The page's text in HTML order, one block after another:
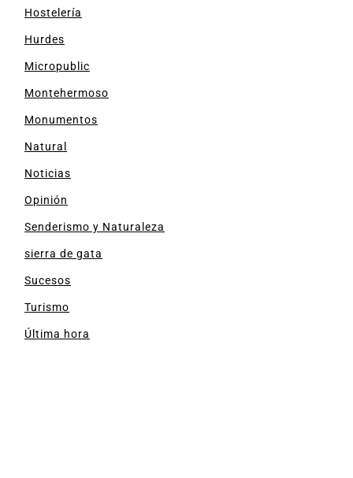
Hostelería
Hurdes
Micropublic
Montehermoso
Monumentos
Natural
Noticias
Opinión
Senderismo y Naturaleza
sierra de gata
Sucesos
Turismo
Última hora